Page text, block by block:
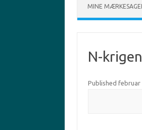
MINE
N-
Published februar